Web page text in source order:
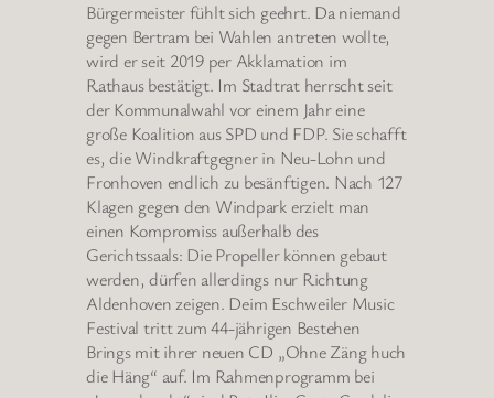
Bürgermeister fühlt sich geehrt. Da niemand
gegen Bertram bei Wahlen antreten wollte,
wird er seit 2019 per Akklamation im
Rathaus bestätigt. Im Stadtrat herrscht seit
der Kommunalwahl vor einem Jahr eine
große Koalition aus SPD und FDP. Sie schafft
es, die Windkraftgegner in Neu-Lohn und
Fronhoven endlich zu besänftigen. Nach 127
Klagen gegen den Windpark erzielt man
einen Kompromiss außerhalb des
Gerichtssaals: Die Propeller können gebaut
werden, dürfen allerdings nur Richtung
Aldenhoven zeigen. Deim Eschweiler Music
Festival tritt zum 44-jährigen Bestehen
Brings mit ihrer neuen CD „Ohne Zäng huch
die Häng“ auf. Im Rahmenprogramm bei